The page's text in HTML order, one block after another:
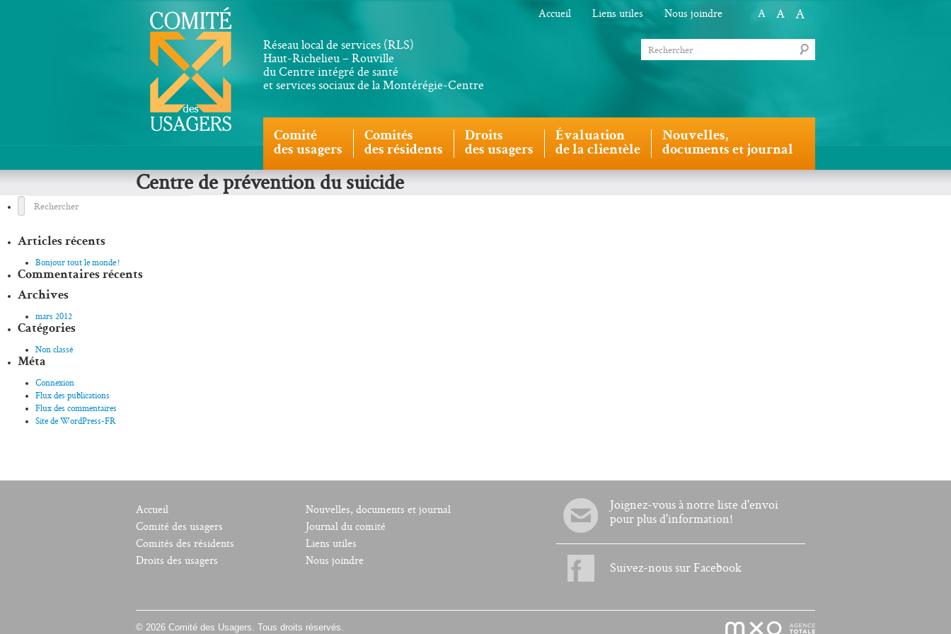
A A A
Accueil Liens utiles Nous joindre
Réseau local de services (RLS)
Haut-Richelieu – Rouville
du Centre intégré de santé
et services sociaux de la Montérégie-Centre
Comité
des usagers
Comités
des résidents
Droits
des usagers
Évaluation
de la clientèle
Nouvelles,
documents et journal
Centre de prévention du suicide
Articles récents
Bonjour tout le monde !
Commentaires récents
Archives
mars 2012
Catégories
Non classé
Méta
Connexion
Flux des publications
Flux des commentaires
Site de WordPress-FR
Accueil
Comité des usagers
Comités des résidents
Droits des usagers
Nouvelles, documents et journal
Journal du comité
Liens utiles
Nous joindre
Joignez-vous à notre liste d'envoi
pour plus d'information!
Suivez-nous sur Facebook
© 2026 Comité des Usagers. Tous droits réservés.